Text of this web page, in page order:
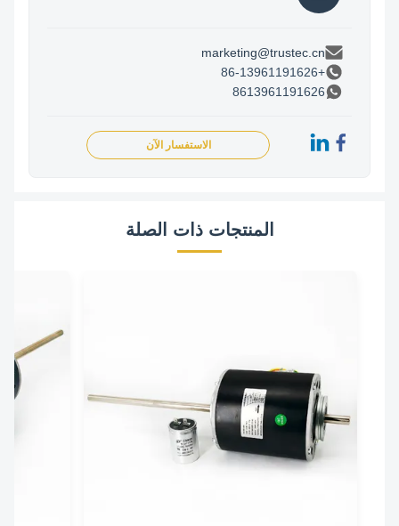
marketing@trustec.cn
8613961191626
الاستفسار الآن
المنتجات ذات الصلة